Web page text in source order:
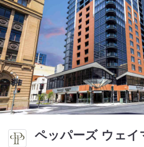
ペッパーズ ウェイ